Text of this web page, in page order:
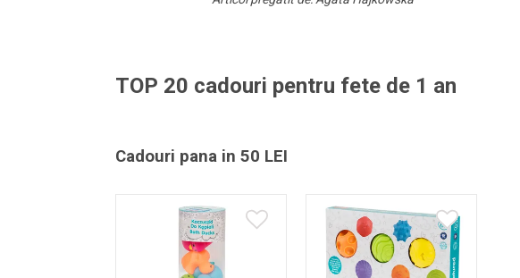
TOP 20 cadouri pentru fete de 1 an
Cadouri pana in 50 LEI